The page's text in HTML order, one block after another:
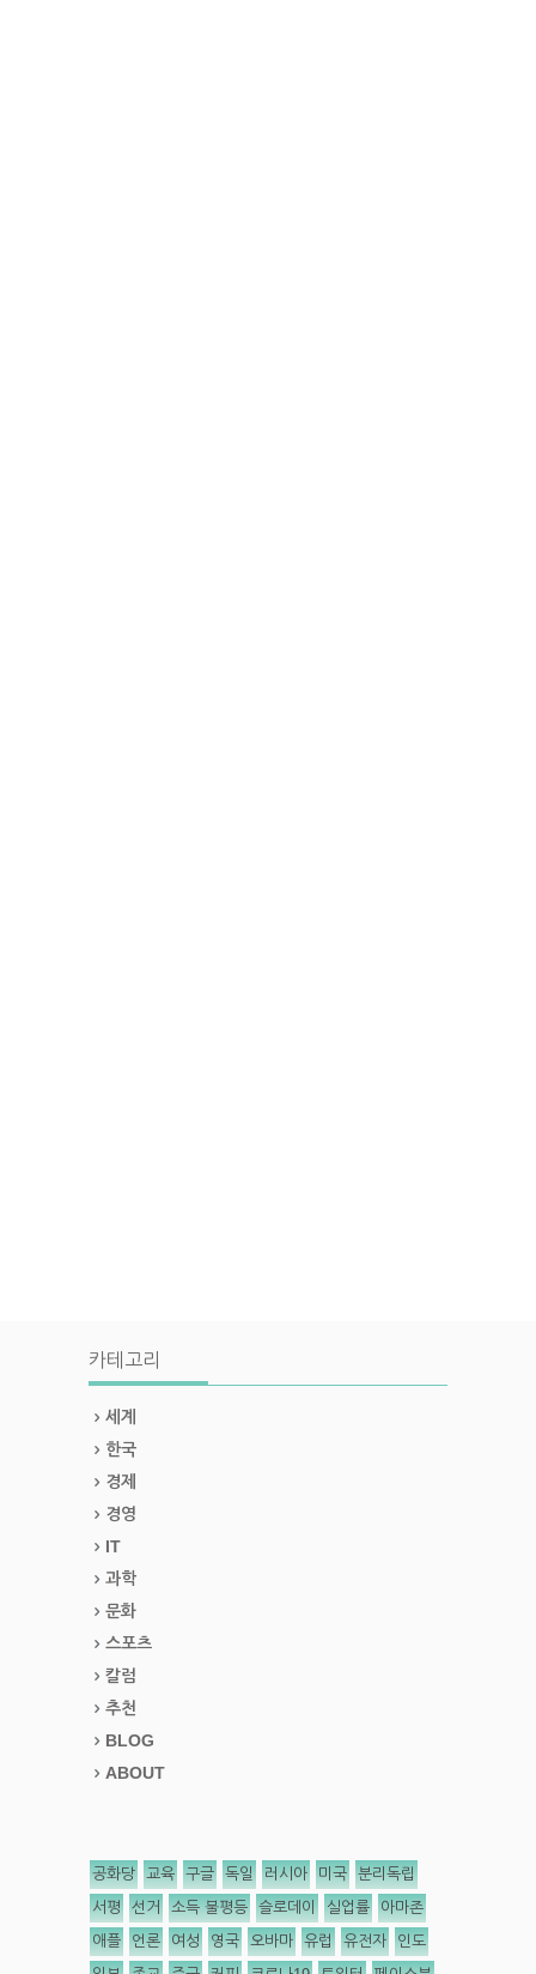
카테고리
세계
한국
경제
경영
IT
과학
문화
스포츠
칼럼
추천
BLOG
ABOUT
공화당 교육 구글 독일 러시아 미국 분리독립
서평 선거 소득 불평등 슬로데이 실업률 아마존
애플 언론 여성 영국 오바마 유럽 유전자 인도